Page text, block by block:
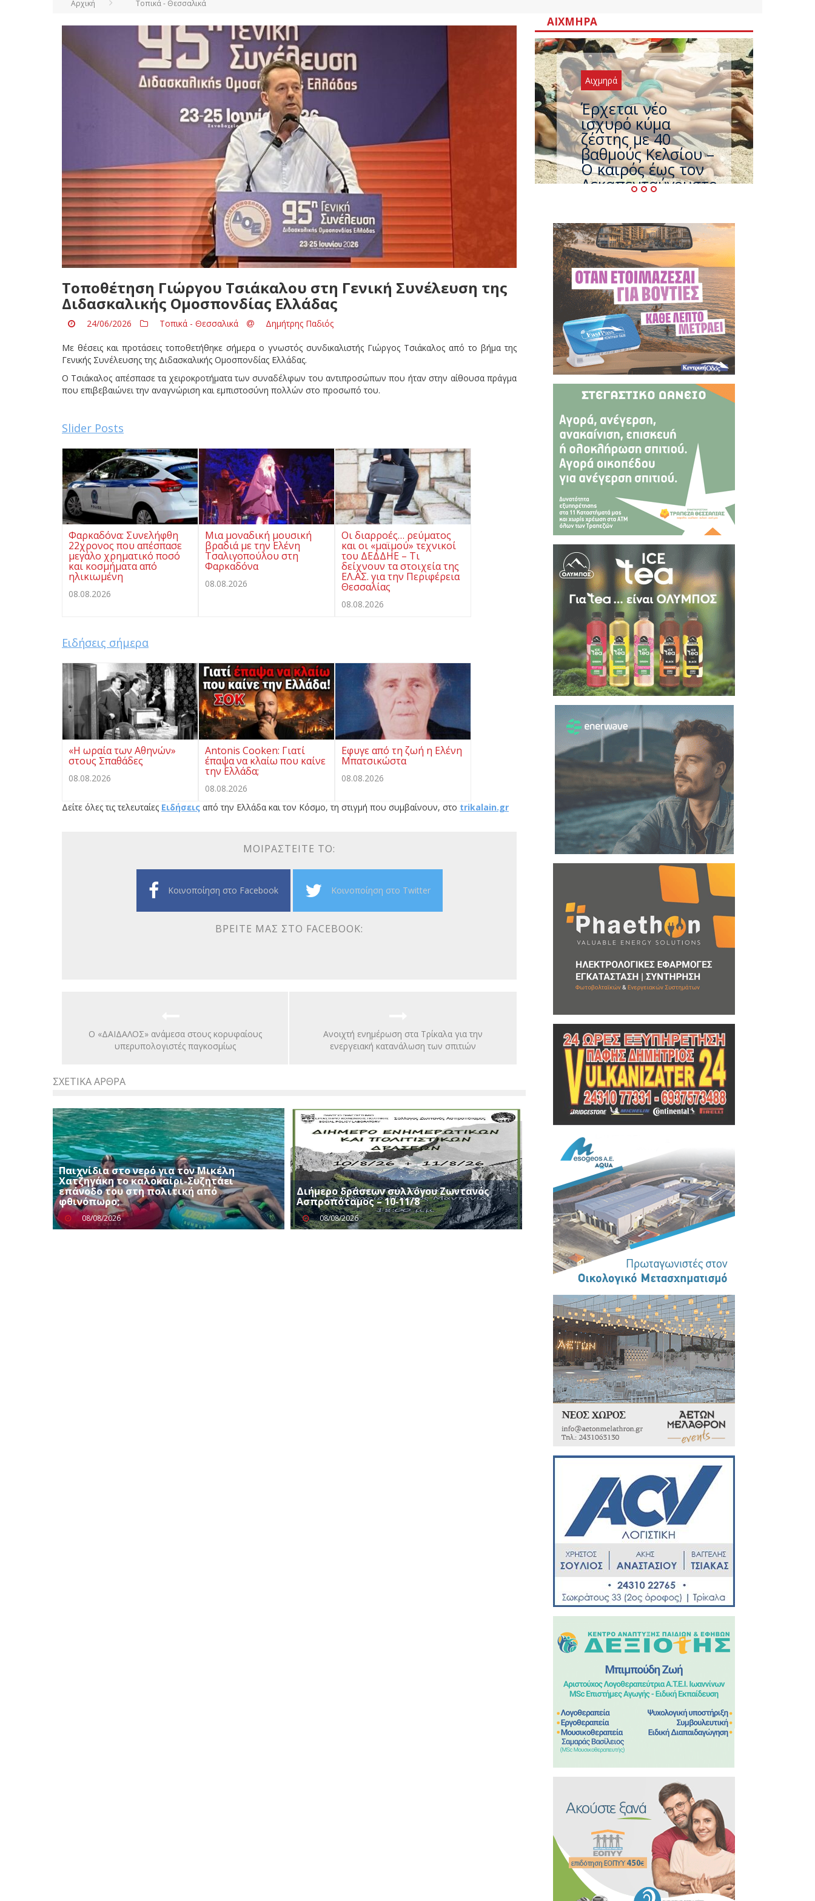
Αρχική Τοπικά - Θεσσαλικά
Τοποθέτηση Γιώργου Τσιάκαλου στη Γενική Συνέλευση της
Διδασκαλικής Ομοσπονδίας Ελλάδας
24/06/2026 Τοπικά - Θεσσαλικά Δημήτρης Παδιός
Με θέσεις και προτάσεις τοποθετήθηκε σήμερα ο γνωστός συνδικαλιστής Γιώργος Τσιάκαλος από το βήμα της
Γενικής Συνέλευσης της Διδασκαλικής Ομοσπονδίας Ελλάδας.
Ο Τσιάκαλος απέσπασε τα χειροκροτήματα των συναδέλφων του αντιπροσώπων που ήταν στην αίθουσα πράγμα
που επιβεβαιώνει την αναγνώριση και εμπιστοσύνη πολλών στο προσωπό του.
Slider Posts
Φαρκαδόνα: Συνελήφθη
22χρονος που απέσπασε
μεγάλο χρηματικό ποσό
και κοσμήματα από
ηλικιωμένη
08.08.2026
Μια μοναδική μουσική
βραδιά με την Ελένη
Τσαλιγοπούλου στη
Φαρκαδόνα
08.08.2026
Οι διαρροές… ρεύματος
και οι «μαϊμού» τεχνικοί
του ΔΕΔΔΗΕ – Τι
δείχνουν τα στοιχεία της
ΕΛ.ΑΣ. για την Περιφέρεια
Θεσσαλίας
08.08.2026
Ειδήσεις σήμερα
«Η ωραία των Αθηνών»
στους Σπαθάδες
08.08.2026
Antonis Cooken: Γιατί
έπαψα να κλαίω που καίνε
την Ελλάδα;
08.08.2026
Eφυγε από τη ζωή η Ελένη
Μπατσικώστα
08.08.2026
Δείτε όλες τις τελευταίες Ειδήσεις από την Ελλάδα και τον Κόσμο, τη στιγμή που συμβαίνουν, στο trikalain.gr
ΜΟΙΡΑΣΤΕΊΤΕ ΤΟ:
Κοινοποίηση στο Facebook Κοινοποίηση στο Twitter
ΒΡΕΊΤΕ ΜΑΣ ΣΤΟ FACEBOOK:
Ο «ΔΑΙΔΑΛΟΣ» ανάμεσα στους κορυφαίους
υπερυπολογιστές παγκοσμίως
Ανοιχτή ενημέρωση στα Τρίκαλα για την
ενεργειακή κατανάλωση των σπιτιών
ΣΧΕΤΙΚΆ ΆΡΘΡΑ
Παιχνίδια στο νερό για τον Μικέλη
Χατζηγάκη το καλοκαίρι-Συζητάει
επάνοδο του στη πολιτική από
φθινόπωρο;
08/08/2026
Διήμερο δράσεων συλλόγου Ζωντανός
Ασπροπόταμος – 10-11/8
08/08/2026
ΑΙΧΜΗΡΆ
Αιχμηρά
Άφαντος ο
Τσίπρας… την ώρα
που η χώρα
καίγεται